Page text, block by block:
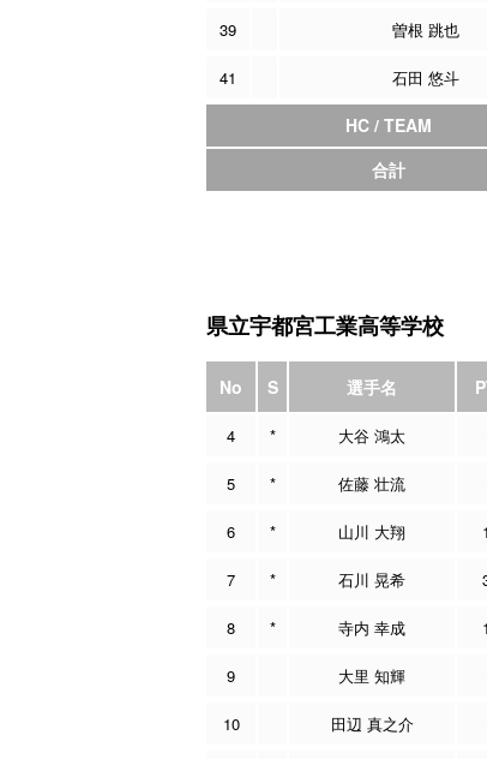
39 曽根 跳也
41 石田 悠斗
HC / TEAM
合計
県立宇都宮工業高等学校
No S 選手名
4 * 大谷 鴻太
5 * 佐藤 壮流
6 * 山川 大翔
7 * 石川 晃希
8 * 寺内 幸成
9 大里 知輝
10 田辺 真之介